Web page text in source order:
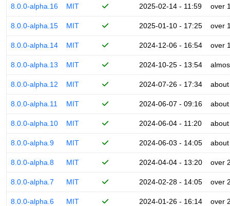
8.0.0-alpha.16 MIT 2025-02-14 - 11:59 over
8.0.0-alpha.15 MIT 2025-01-10 - 17:25 over
8.0.0-alpha.14 MIT 2024-12-06 - 16:54 over
8.0.0-alpha.13 MIT 2024-10-25 - 13:54
8.0.0-alpha.12 MIT 2024-07-26 - 17:34
8.0.0-alpha.11 MIT 2024-06-07 - 09:16
8.0.0-alpha.10 MIT 2024-06-04 - 11:20
8.0.0-alpha.9 MIT 2024-06-03 - 14:05
8.0.0-alpha.8 MIT 2024-04-04 - 13:20 over
8.0.0-alpha.7 MIT 2024-02-28 - 14:05 over
8.0.0-alpha.6 MIT 2024-01-26 - 16:14 over